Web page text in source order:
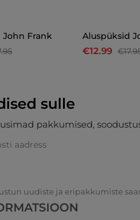
Frank
Aluspüksid
€12.99
sulle
pakkumised,
uudiste ja eripakkumiste